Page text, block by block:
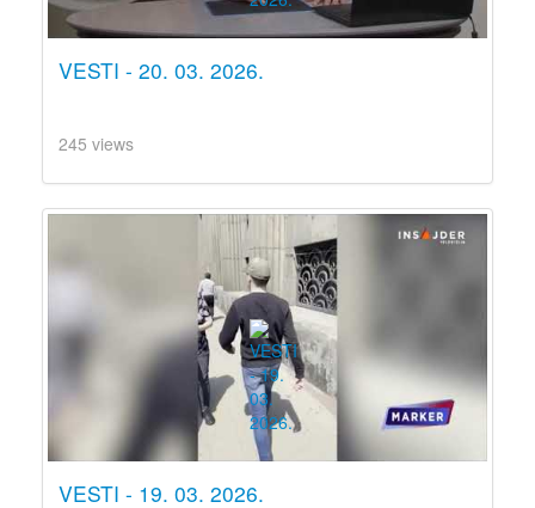
VESTI - 20. 03. 2026.
245 views
VESTI - 19. 03. 2026.